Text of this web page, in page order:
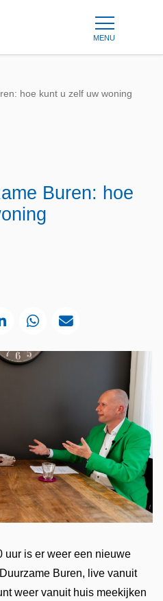
MENU
hoe kunt u zelf uw woning
Buren: hoe
via Facebook
Deel via LinkedIn
Deel via WhatsApp
uur is er weer een nieuwe
Buren, live vanuit
weer vanuit huis meekijken